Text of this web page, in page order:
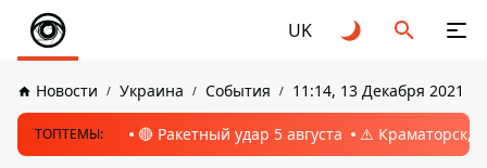
UK
Новости Украина События 11:14, 13 Декабря 2021
ТОПТЕМЫ: 🔴 Ракетный удар 5 августа ⚠️ Краматорск,